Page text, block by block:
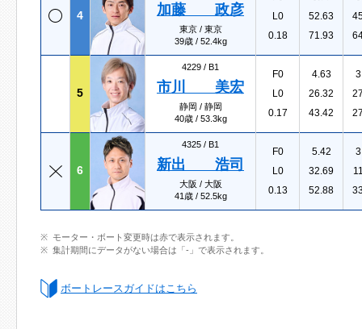
4 加藤 政彦
東京 / 東京
39歳 / 52.4kg
L0
0.18
52.63
71.93
5
4229 / B1
市川 美宏
静岡 / 静岡
40歳 / 53.3kg
F0
L0
0.17
4.63
26.32
43.42
6
4325 / B1
新出 浩司
大阪 / 大阪
41歳 / 52.5kg
F0
L0
0.13
5.42
32.69
52.88
モーター・ボート変更時は赤で表示されます。
集計期間にデータがない場合は「-」で表示されます。
ボートレースガイドはこちら